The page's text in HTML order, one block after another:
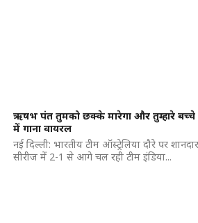
ऋषभ पंत तुमको छक्के मारेगा और तुम्हारे बच्चे
में गाना वायरल
नई दिल्ली: भारतीय टीम ऑस्ट्रेलिया दौरे पर
सीरीज में 2-1 से आगे चल रही टीम इंडिया...